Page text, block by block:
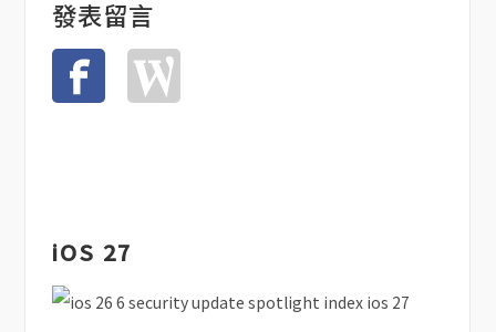
發表留言
iOS 27